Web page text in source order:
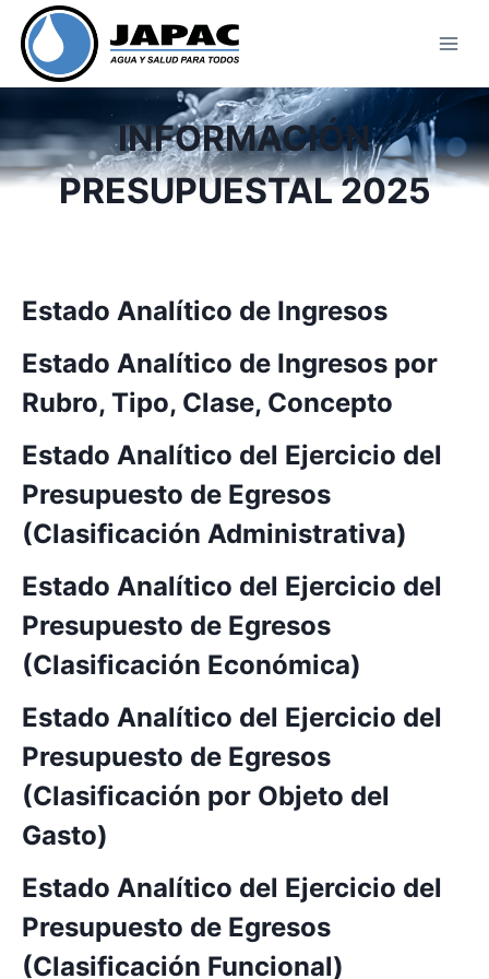
Skip
content
INFORMACIÓN
PRESUPUESTAL 2025
Estado Analítico de Ingresos
Estado Analítico de Ingresos por
Rubro, Tipo, Clase, Concepto
Estado Analítico del Ejercicio del
Presupuesto de Egresos
(Clasificación Administrativa)
Estado Analítico del Ejercicio del
Presupuesto de Egresos
(Clasificación Económica)
Estado Analítico del Ejercicio del
Presupuesto de Egresos
(Clasificación por Objeto del
Gasto)
Estado Analítico del Ejercicio del
Presupuesto de Egresos
(Clasificación Funcional)